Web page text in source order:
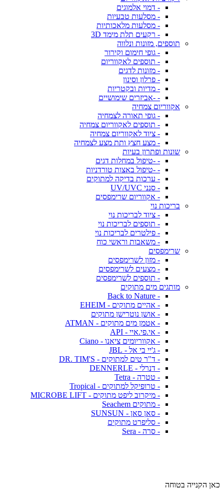
- דמוי אלמוגים
- מסלעות טבעיות
- מסלעות מלאכותיות
- רקעים תלת מימד 3D
תוספים, מזונות ונלווה
- גופי חימום וקירור
- תוספים לאקווריום
- מזונות לדגים
- פרלון וסינון
- מדיות ובקטריות
- -אביזרים שימושיים
אקווריום צמחיה
- גופי תאורה לצמחיה
- תוספים לאקווריום צמחיה
- ציוד לאקווריום צמחיה
- מצע חצץ ותת מצע לצמחיה
שונות ופתרון בעיות
- -טיפול במחלות דגים
- -טיפול באצות טורדניות
- ערכות בדיקה למתוקים
- סנני UV/UVC
- אקווריום שרימפסים
בריכות נוי
- ציוד לבריכות נוי
- תוספים לבריכות נוי
- פילטרים לבריכות נוי
- משאבות וראשי כוח
שרימפסים
- מזון לשרימפסים
- מצעים לשרימפסים
- תוספים לשרימפסים
מותגים מים מתוקים
- Back to Nature
- אהיים מתוקים - EHEIM
- אושן נוטרישן מתוקים
- אטמן מים מתוקים - ATMAN
- אי.פי.איי - API
- אקווריומים ציאנו - Ciano
- ג'יי בי אל - JBL
- ד"ר טים למתוקים - DR. TIM'S
- דנרלי - DENNERLE
- טטרה - Tetra
- טרופיקל למתוקים - Tropical
- מיקרוב ליפט מתוקים - MICROBE LIFT
- מתוקים Seachem
- סאן סאן - SUNSUN
- סליפרט מתוקים
- סרה - Sera
כאן הקנייה בטוחה